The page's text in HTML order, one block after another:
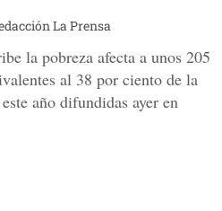
La Prensa
la pobreza afecta a unos 205
al 38 por ciento de la
año difundidas ayer en